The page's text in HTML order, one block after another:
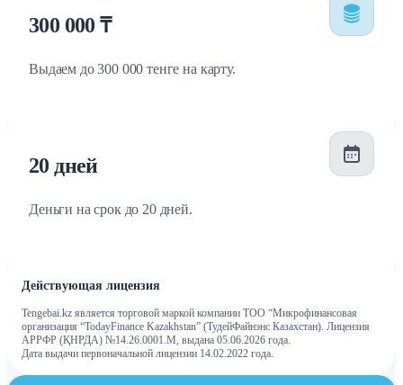
300 000 ₸
Выдаем до 300 000 тенге на карту.
20 дней
Деньги на срок до 20 дней.
Действующая лицензия
Tengebai.kz является торговой маркой компании ТОО “Микрофинансовая
организация “TodayFinance Kazakhstan” (ТудейФайнэнс Казахстан). Лицензия
АРРФР (ҚНРДА) №14.26.0001.М, выдана 05.06.2026 года.
Дата выдачи первоначальной лицензии 14.02.2022 года.